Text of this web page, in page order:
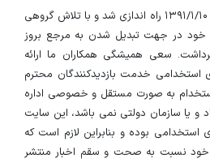
سایت ایران استخدام در تاریخ ۱۳۹۱/۱/۱۰ راه اندازی شد و با تلاش گروهی
خود در جهت تبدیل شدن به مرجع بروز
سعی همیشگی همکاران ما ارائه
خدمت بازدیدکنندگان محترم
به صورت مستقل و خصوصی اداره
و یا سازمان دولتی نمی باشد، این سایت
استخدامی بوده و بنابراین لازم است که
خود نسبت به صحت و سقم اخبار منتشر